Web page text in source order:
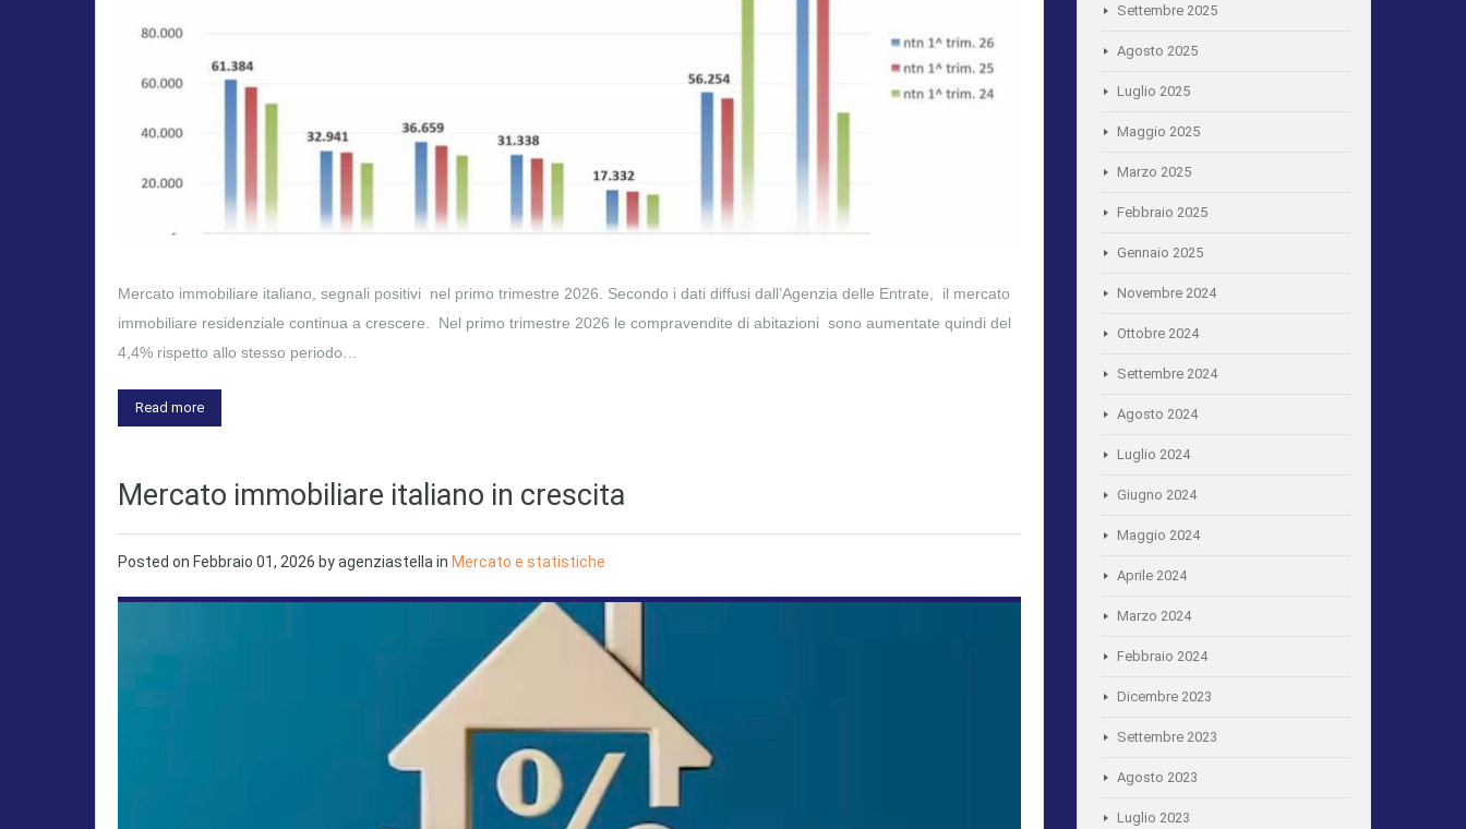
Mercato immobiliare italiano, segnali positivi nel primo trimestre 2026. Secondo i dati diffusi dall’Agenzia delle Entrate, il mercato
immobiliare residenziale continua a crescere. Nel primo trimestre 2026 le compravendite di abitazioni sono aumentate quindi del
4,4% rispetto allo stesso periodo…
Read more
Mercato immobiliare italiano in crescita
Posted on Febbraio 01, 2026 byagenziastellain Mercato e statistiche
Settembre 2025
Agosto 2025
Luglio 2025
Maggio 2025
Marzo 2025
Febbraio 2025
Gennaio 2025
Novembre 2024
Ottobre 2024
Settembre 2024
Agosto 2024
Luglio 2024
Giugno 2024
Maggio 2024
Aprile 2024
Marzo 2024
Febbraio 2024
Dicembre 2023
Settembre 2023
Agosto 2023
Luglio 2023